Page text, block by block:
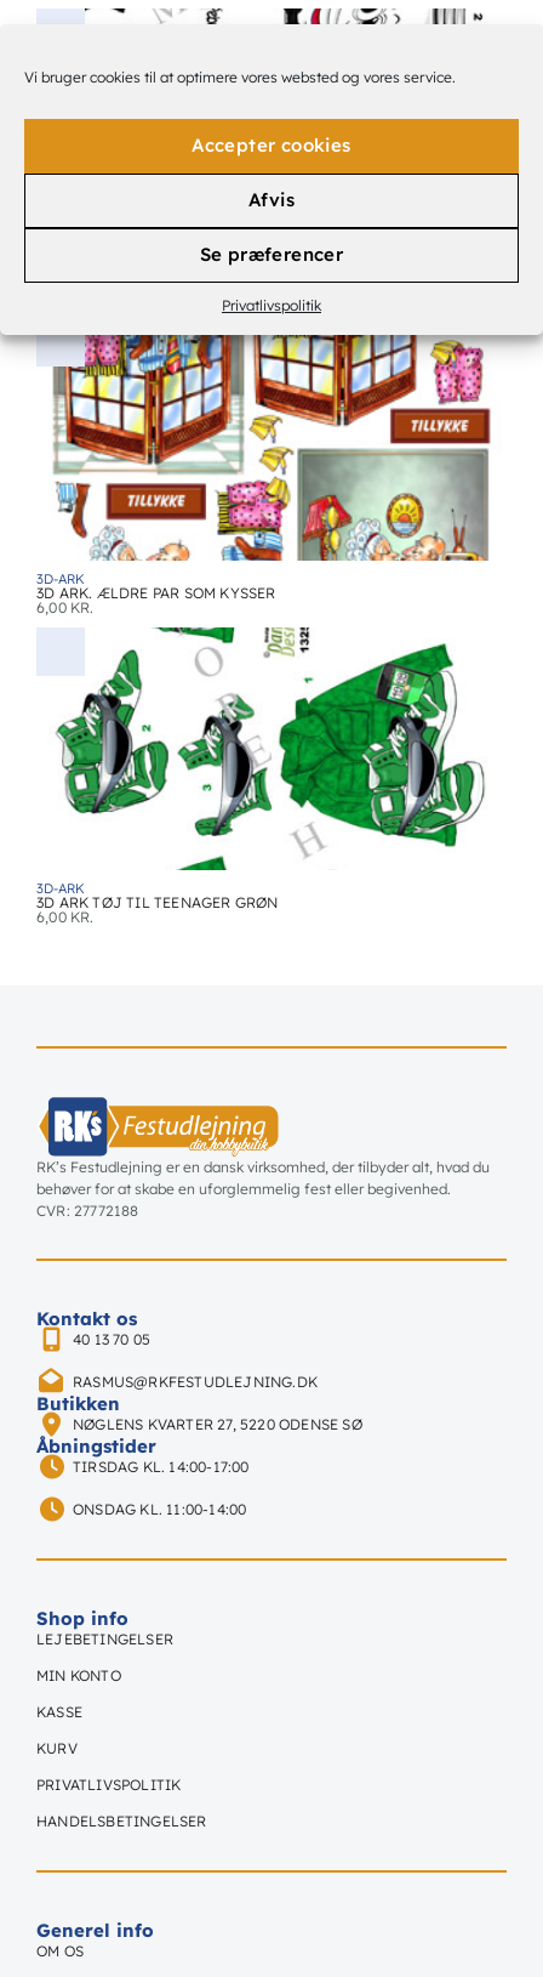
Vi bruger cookies til at optimere vores websted og vores service.
Accepter cookies
Afvis
Se præferencer
Privatlivspolitik
3D ARK PEBERSVEND
3D-ARK
3D ARK. ÆLDRE PAR SOM KYSSER
6,00 KR.
3D-ARK
3D ARK TØJ TIL TEENAGER GRØN
6,00 KR.
RK’s Festudlejning er en dansk virksomhed, der tilbyder alt, hvad du
behøver for at skabe en uforglemmelig fest eller begivenhed.
CVR: 27772188
Kontakt os
40 13 70 05
RASMUS@RKFESTUDLEJNING.DK
Butikken
NØGLENS KVARTER 27, 5220 ODENSE SØ
Åbningstider
TIRSDAG KL. 14:00-17:00
ONSDAG KL. 11:00-14:00
Shop info
LEJEBETINGELSER
MIN KONTO
KASSE
KURV
PRIVATLIVSPOLITIK
HANDELSBETINGELSER
Generel info
OM OS